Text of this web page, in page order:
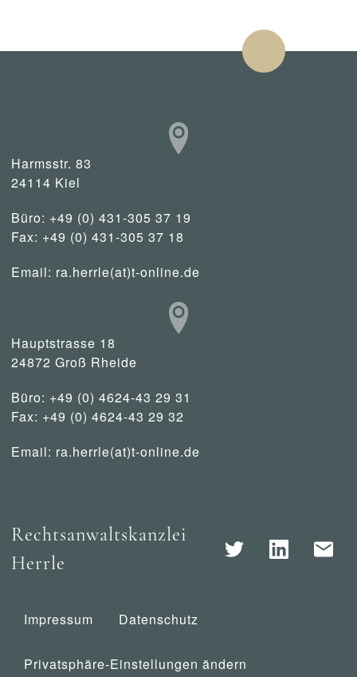
Harmsstr. 83
24114 Kiel
Büro: +49 (0) 431-305 37 19
Fax: +49 (0) 431-305 37 18
Email: ra.herrle(at)t-online.de
Hauptstrasse 18
24872 Groß Rheide
Büro: +49 (0) 4624-43 29 31
Fax: +49 (0) 4624-43 29 32
Email: ra.herrle(at)t-online.de
Rechtsanwaltskanzlei
Herrle
Impressum Datenschutz
Privatsphäre-Einstellungen ändern